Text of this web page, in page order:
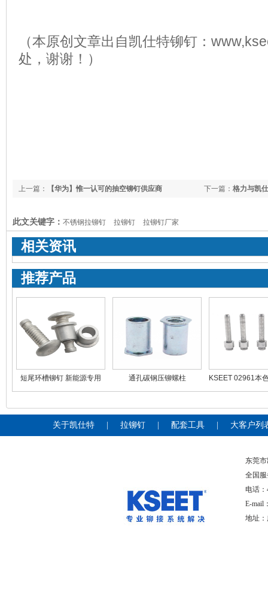
（本原创文章出自凯仕特铆钉：
处，谢谢！）
下一篇： 格力与凯
上一篇： 【华为】惟一认可的抽空铆钉供应商
此文关键字： 不锈钢拉铆钉 拉铆钉 拉铆钉厂家
相关资讯
推荐产品
短尾环槽铆钉 新能源专用 通孔碳钢压铆螺柱
KSEET 02961本
关于凯仕特 拉铆钉 配套工具 大客户列
东莞
全国
电话：
E-
地址：